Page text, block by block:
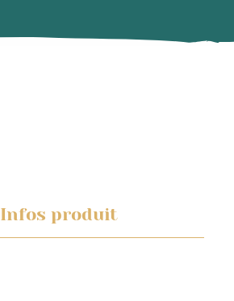
Infos produit